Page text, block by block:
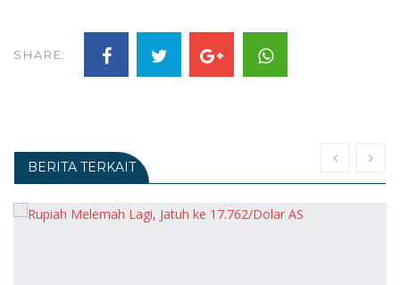
SHARE:
BERITA TERKAIT